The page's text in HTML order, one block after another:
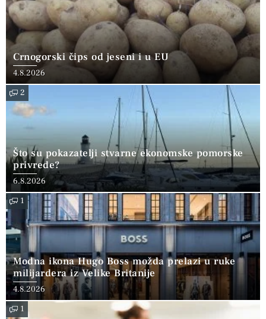
Crnogorski čips od jeseni i u EU
4.8.2026
2
Što su pokazatelji stvarne ekonomske pomorske
privrede?
6.8.2026
1
Modna ikona Hugo Boss možda prelazi u ruke
milijardera iz Velike Britanije
4.8.2026
1